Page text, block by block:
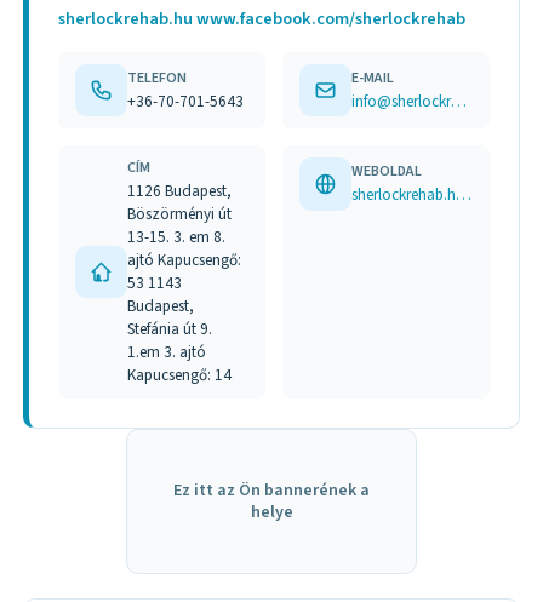
sherlockrehab.hu www.facebook.com/sherlockrehab
TELEFON
+36-70-701-5643
E-MAIL
info@sherlockrehab.hu
CÍM
1126 Budapest,
Böszörményi út
13-15. 3. em 8.
ajtó Kapucsengő:
53 1143
Budapest,
Stefánia út 9.
1.em 3. ajtó
Kapucsengő: 14
WEBOLDAL
sherlockrehab.hu www.facebook.com/sherlockrehab
Ez itt az Ön bannerének a
helye